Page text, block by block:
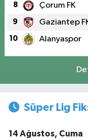
8 Çorum FK
9 Gaziantep
10 Alanyaspor
Süper Lig
14 Ağustos, Cuma